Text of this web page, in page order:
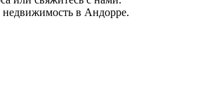
в Андорре.